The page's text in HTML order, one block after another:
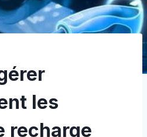
les
recharge